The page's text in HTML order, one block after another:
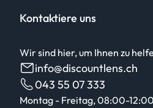
Kontaktiere uns
Wir sind hier, um Ihnen zu
info@discountlens.ch
043 55 07 333
Montag - Freitag, 08:00-